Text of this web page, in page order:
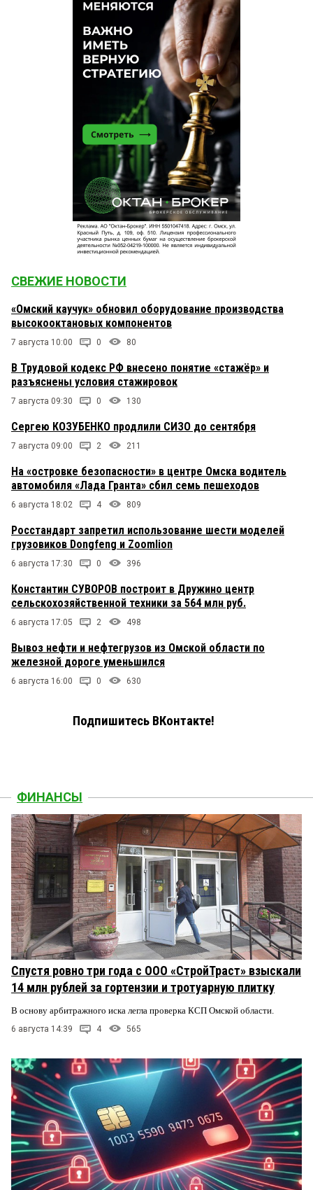
СВЕЖИЕ НОВОСТИ
«Омский каучук» обновил оборудование производства
высокооктановых компонентов
7 августа 10:00 0 80
В Трудовой кодекс РФ внесено понятие «стажёр» и
разъяснены условия стажировок
7 августа 09:30 0 130
Сергею КОЗУБЕНКО продлили СИЗО до сентября
7 августа 09:00 2 211
На «островке безопасности» в центре Омска водитель
автомобиля «Лада Гранта» сбил семь пешеходов
6 августа 18:02 4 809
Росстандарт запретил использование шести моделей
грузовиков Dongfeng и Zoomlion
6 августа 17:30 0 396
Константин СУВОРОВ построит в Дружино центр
сельскохозяйственной техники за 564 млн руб.
6 августа 17:05 2 498
Вывоз нефти и нефтегрузов из Омской области по
железной дороге уменьшился
6 августа 16:00 0 630
Подпишитесь ВКонтакте!
ФИНАНСЫ
Спустя ровно три года с ООО «СтройТраст» взыскали
14 млн рублей за гортензии и тротуарную плитку
В основу арбитражного иска легла проверка КСП Омской области.
6 августа 14:39 4 565